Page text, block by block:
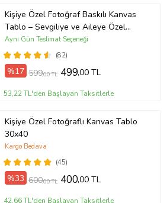
terbiyecisi
Salvador Dali
çiçekli kanvas
manzarası kanvas
de besmele
eliv vav kanvas
tablo için istediğin
Ölçüleri
her isteğe
ile
Kişiye Özel Fotoğraf Baskılı Kanvas
Tablo – Sevgiliye ve Aileye Özel
Hediye (ÇokluRenk)
(82)
Aynı Gün Teslimat Seçeneği
%17 599,00 TL 499,00 TL
53,22 TL'den Başlayan Taksitlerle
Kişiye Özel Fotoğraflı Kanvas Tablo
30x40
(45)
Kargo Bedava
%33 600,00 TL 400,00 TL
42,66 TL'den Başlayan Taksitlerle